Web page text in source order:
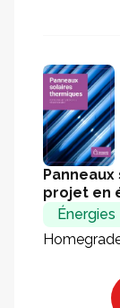
projet en
Énergies